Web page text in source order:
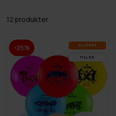
12 produkter
-25% SLUT­REA
TILL 9.8.